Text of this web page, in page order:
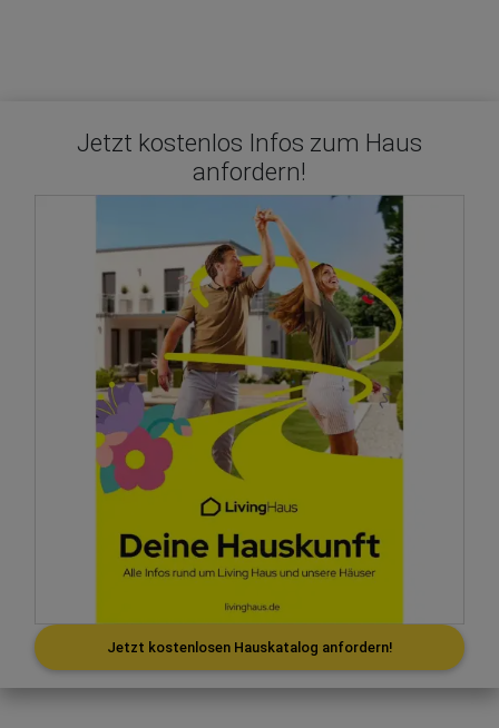
Jetzt kostenlos Infos zum Haus
anfordern!
Jetzt kostenlosen Hauskatalog anfordern!